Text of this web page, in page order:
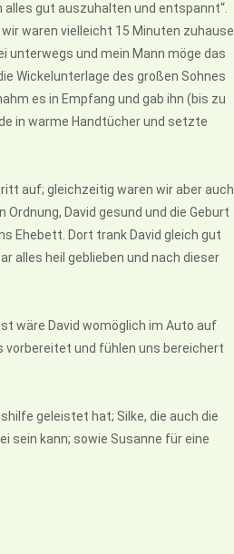
gut auszuhalten und entspannt“.
waren vielleicht 15 Minuten zuhause
unterwegs und mein Mann möge das
Wickelunterlage des großen Sohnes
es in Empfang und gab ihn (bis zu
in warme Handtücher und setzte
auf; gleichzeitig waren wir aber auch
David gesund und die Geburt
Ehebett. Dort trank David gleich gut
alles heil geblieben und nach dieser
wäre David womöglich im Auto auf
vorbereitet und fühlen uns bereichert
geleistet hat; Silke, die auch die
kann; sowie Susanne für eine